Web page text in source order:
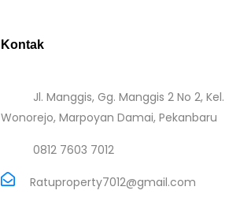
Kontak
Jl. Manggis, Gg. Manggis 2 No 2, Kel.
Wonorejo, Marpoyan Damai, Pekanbaru
0812 7603 7012
Ratuproperty7012@gmail.com